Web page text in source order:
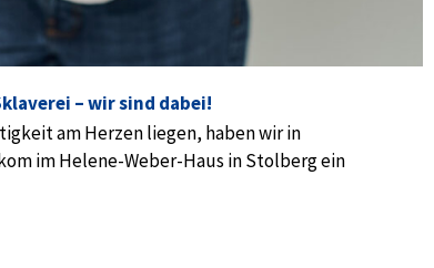
– wir sind dabei!
am Herzen liegen, haben wir in
im Helene-Weber-Haus in Stolberg ein